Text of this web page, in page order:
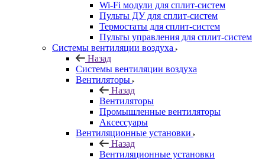
Wi-Fi модули для сплит-систем
Пульты ДУ для сплит-систем
Термостаты для сплит-систем
Пульты управления для сплит-систем
Системы вентиляции воздуха
Назад
Системы вентиляции воздуха
Вентиляторы
Назад
Вентиляторы
Промышленные вентиляторы
Аксессуары
Вентиляционные установки
Назад
Вентиляционные установки